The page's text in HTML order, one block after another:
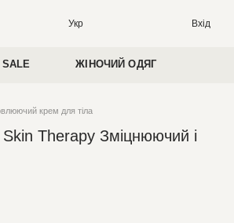
Укр Вхід
SALE ЖІНОЧИЙ ОДЯГ
крем для тіла
Therapy Зміцнюючий і